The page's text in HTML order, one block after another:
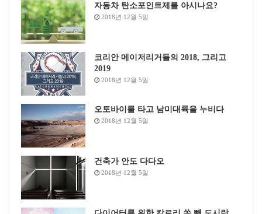
자동차 탄소포인트제를 아시나요?
2018년 12월 5일
코리안 메이저리거들의 2018, 그리고
2019
2018년 12월 5일
오토바이를 타고 남미대륙을 누비다
2018년 12월 5일
건축가 안도 다다오
2018년 12월 5일